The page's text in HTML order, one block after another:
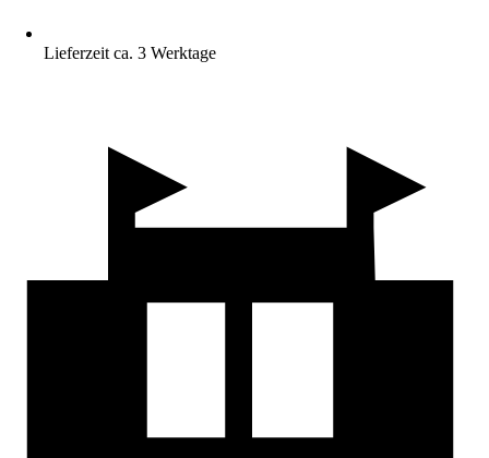
Lieferzeit ca. 3 Werktage